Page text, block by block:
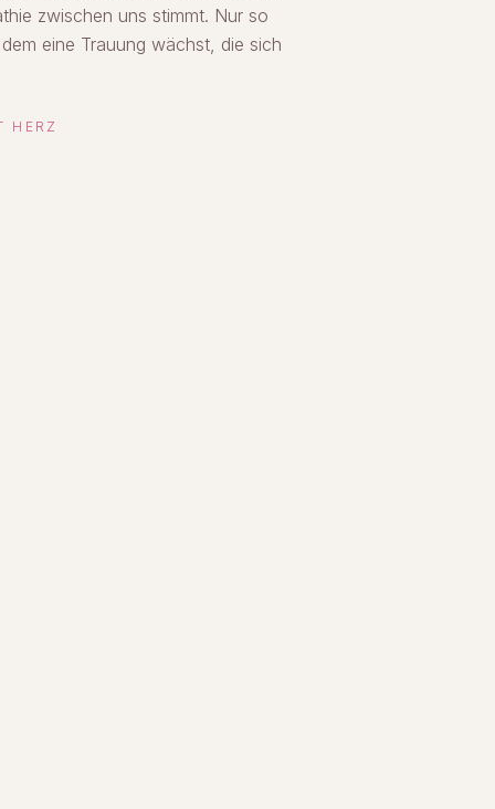
zwischen uns stimmt. Nur so
eine Trauung wächst, die sich
HERZ